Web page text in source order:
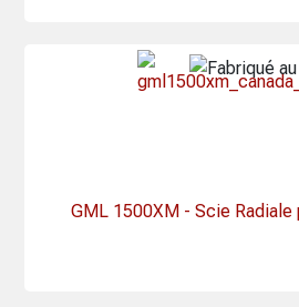
GML 1500XM - Scie Radiale